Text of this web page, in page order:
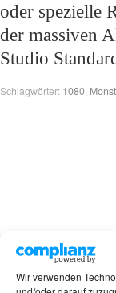
Wir verwenden
oder spezielle
der massiven
Studio
Schlagwörter: 1080,